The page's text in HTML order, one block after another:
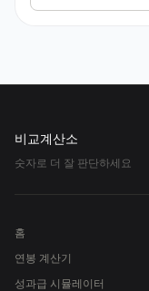
비교계산소
숫자로 더 잘 판단하세요
홈
연봉 계산기
성과급 시뮬레이터